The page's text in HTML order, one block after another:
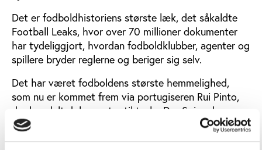
Det er fodboldhistoriens største læk, det såkaldte
Football Leaks, hvor over 70 millioner dokumenter
har tydeliggjort, hvordan fodboldklubber, agenter og
spillere bryder reglerne og beriger sig selv.
Det har været fodboldens største hemmelighed,
som nu er kommet frem via portugiseren Rui Pinto,
der har delt dokumenter til tyske Der Spiegel og
flere end ti andre mediepartnere i det, som kaldes
European Investigative Collaborations (EIC), hvor